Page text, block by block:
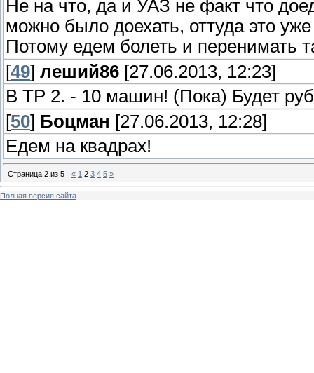
Не на что, да и УАЗ не факт что
можно было доехать, оттуда это
Потому едем болеть и перенимать
[49] леший86 [27.06.2013, 12:23]
В ТР 2. - 10 машин! (Пока) Будет
[50] Боцман [27.06.2013, 12:28]
Едем на квадрах!
Страница 2 из 5 « 1 2 3 4 5 »
Полная версия сайта